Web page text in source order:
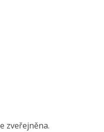
zveřejněna.